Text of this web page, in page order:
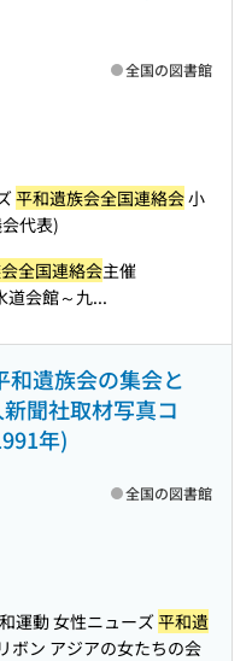
全国の図書館
平和遺族会全国連絡会小
代表)
全国連絡会主催
道会館～九...
和遺族会の集会と
聞社取材写真コ
年)
全国の図書館
運動 女性ニューズ平和遺
ボン アジアの女たちの会